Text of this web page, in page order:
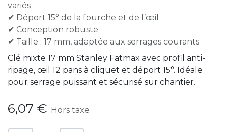
variés
✔ Déport 15° de la fourche et de l’œil
✔ Conception robuste
✔ Taille : 17 mm, adaptée aux serrages courants
Clé mixte 17 mm Stanley Fatmax avec profil anti-
ripage, œil 12 pans à cliquet et déport 15°. Idéale
pour serrage puissant et sécurisé sur chantier.
6,07 € Hors taxe